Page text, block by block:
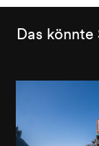
Das könnte